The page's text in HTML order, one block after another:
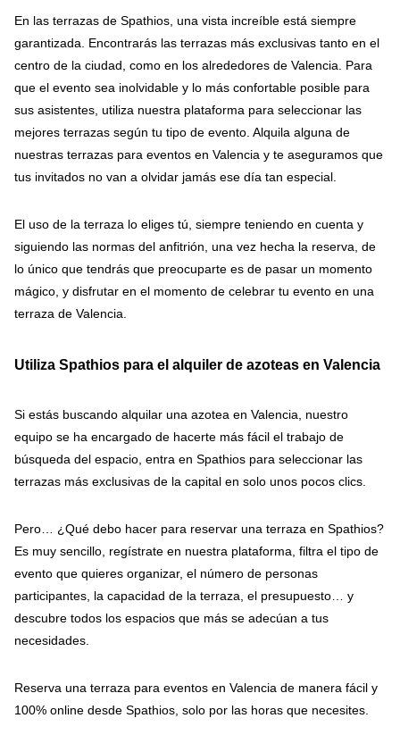
En las terrazas de Spathios, una vista increíble está siempre
garantizada. Encontrarás las terrazas más exclusivas tanto en el
centro de la ciudad, como en los alrededores de Valencia. Para
que el evento sea inolvidable y lo más confortable posible para
sus asistentes, utiliza nuestra plataforma para seleccionar las
mejores terrazas según tu tipo de evento. Alquila alguna de
nuestras terrazas para eventos en Valencia y te aseguramos que
tus invitados no van a olvidar jamás ese día tan especial.
El uso de la terraza lo eliges tú, siempre teniendo en cuenta y
siguiendo las normas del anfitrión, una vez hecha la reserva, de
lo único que tendrás que preocuparte es de pasar un momento
mágico, y disfrutar en el momento de celebrar tu evento en una
terraza de Valencia.
Utiliza Spathios para el alquiler de azoteas en Valencia
Si estás buscando alquilar una azotea en Valencia, nuestro
equipo se ha encargado de hacerte más fácil el trabajo de
búsqueda del espacio, entra en Spathios para seleccionar las
terrazas más exclusivas de la capital en solo unos pocos clics.
Pero… ¿Qué debo hacer para reservar una terraza en Spathios?
Es muy sencillo, regístrate en nuestra plataforma, filtra el tipo de
evento que quieres organizar, el número de personas
participantes, la capacidad de la terraza, el presupuesto… y
descubre todos los espacios que más se adecúan a tus
necesidades.
Reserva una terraza para eventos en Valencia de manera fácil y
100% online desde Spathios, solo por las horas que necesites.